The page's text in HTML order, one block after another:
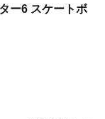
ー6 スケートボ